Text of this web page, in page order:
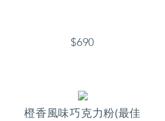
$690
橙香風味巧克力粉(最佳